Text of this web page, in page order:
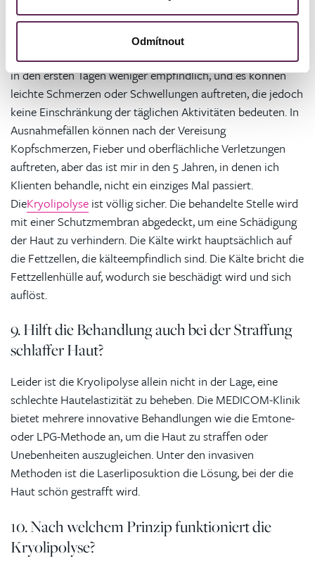
Odmítnout
Nach dem Eingriff kann es für einige Minuten bis Stunden
zu einer leichten Rötung des Bereichs kommen, die Haut ist
in den ersten Tagen weniger empfindlich, und es können
leichte Schmerzen oder Schwellungen auftreten, die jedoch
keine Einschränkung der täglichen Aktivitäten bedeuten. In
Ausnahmefällen können nach der Vereisung
Kopfschmerzen, Fieber und oberflächliche Verletzungen
auftreten, aber das ist mir in den 5 Jahren, in denen ich
Klienten behandle, nicht ein einziges Mal passiert.
DieKryolipolyse ist völlig sicher. Die behandelte Stelle wird
mit einer Schutzmembran abgedeckt, um eine Schädigung
der Haut zu verhindern. Die Kälte wirkt hauptsächlich auf
die Fettzellen, die kälteempfindlich sind. Die Kälte bricht die
Fettzellenhülle auf, wodurch sie beschädigt wird und sich
auflöst.
9. Hilft die Behandlung auch bei der Straffung
schlaffer Haut?
Leider ist die Kryolipolyse allein nicht in der Lage, eine
schlechte Hautelastizität zu beheben. Die MEDICOM-Klinik
bietet mehrere innovative Behandlungen wie die Emtone-
oder LPG-Methode an, um die Haut zu straffen oder
Unebenheiten auszugleichen. Unter den invasiven
Methoden ist die Laserliposuktion die Lösung, bei der die
Haut schön gestrafft wird.
10. Nach welchem Prinzip funktioniert die
Kryolipolyse?